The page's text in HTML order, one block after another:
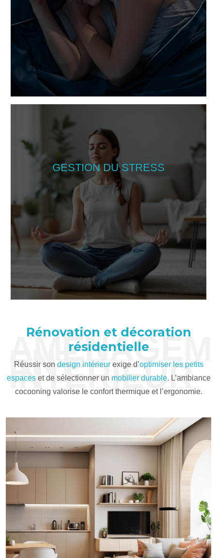
GESTION DU STRESS
AMÉNAGEM
ENT
INTÉRIEUR
Rénovation et décoration
résidentielle
Réussir son design intérieurexige d’optimiser les petits
espaceset de sélectionner un mobilier durable. L’ambiance
cocooning valorise le confort thermique et l’ergonomie.